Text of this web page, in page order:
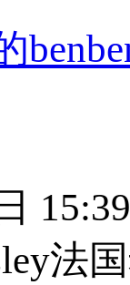
15:39
法